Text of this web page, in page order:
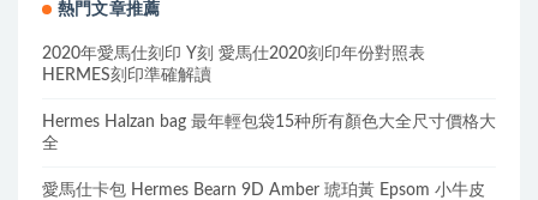
熱門文章推薦
2020年愛馬仕刻印 Y刻 愛馬仕2020刻印年份對照表
HERMES刻印準確解讀
Hermes Halzan bag 最年輕包袋15种所有顏色大全尺寸價格大
全
愛馬仕卡包 Hermes Bearn 9D Amber 琥珀黃 Epsom 小牛皮